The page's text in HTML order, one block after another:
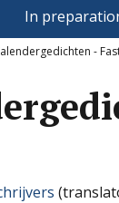
In
-